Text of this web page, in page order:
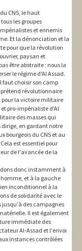
CNS, le haut
les groupes
et ennemis
Et la dénonciation et la
pour que la révolution
paysan et
être abstraite ; nous la
le régime d'Al Assad.
faut choisir son camp
révolutionnaire
pour la victoire militaire
pro-impérialiste d'Al
des masses qui
en gardant notre
bourgeois du CNS et au
est essentiel pour
de l'avancée de la
donc instamment à
et à la gauche
inconditionnel à la
de solidarité avec le
jusqu'à des campagnes
Il est également
immédiate des
Al-Assad et l'envoi
instances contrôlées